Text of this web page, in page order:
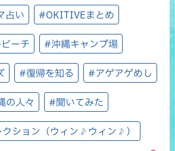
占い #OKITIVEまとめ
ーチ #沖縄キャンプ場
#復帰を知る #アゲアゲめし
の人々 #聞いてみた
クション（ウィン♪ウィン♪）